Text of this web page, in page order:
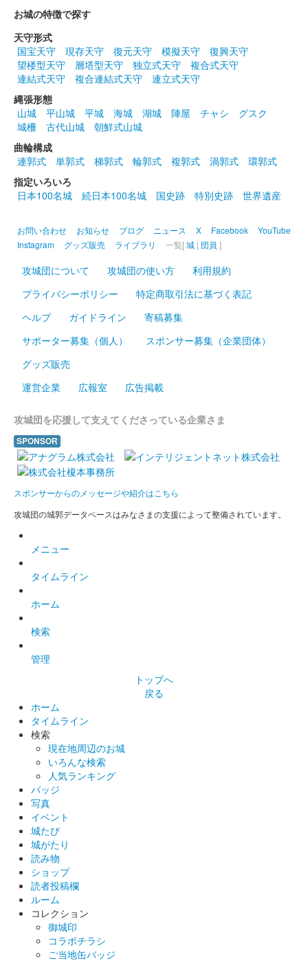
販売終了
沼田城址 御城印 春分の日
販売終了
沼田城跡 御城印
販売終了
販売終了
沼田城跡 御城印 昭和百年 三月版
販売終了
沼田城址 御城印
沼田城跡 御城印
販売終了
沼田城跡 御城印
販売終了
沼田城跡 御城印
販売終了
巳年特別版 松之屋自販機限定
販売終了
沼田城 御城印
販売終了
沼田城 御城印
販売終了
老神温泉で開催される十二年に一度の大蛇まつり巳年開催を記念
して「大蛇みこし」がデザインされている。25セット限定
沼田城 御城印
お城の特徴で探す
天守形式
国宝天守
現存天守 復元天守 模擬天守
復興天守
望楼型天守
層塔型天守 独立式天守
複合式天守
連結式天守
複合連結式天守
連立式天守
縄張形態
山城
平山城 平城 海城 湖城 陣屋 チャシ
グスク
城柵
古代山城
朝鮮式山城
曲輪構成
連郭式
単郭式 梯郭式 輪郭式 複郭式 渦郭式
環郭式
指定いろいろ
日本100名城
続日本100名城 国史跡 特別史跡 世界遺産
お問い合わせ お知らせ ブログ ニュース X Facebook
YouTube
Instagram
グッズ販売 ライブラリ 一覧[城 | 団員 ]
攻城団について 攻城団の使い方
利用規約
プライバシーポリシー
特定商取引法に基づく表記
ヘルプ
ガイドライン
寄稿募集
サポーター募集（個人）
スポンサー募集（企業団体）
グッズ販売
運営企業
広報室 広告掲載
攻城団を応援して支えてくださっている企業さま
SPONSOR
スポンサーからのメッセージや紹介はこちら
攻城団の城郭データベースはみなさまの支援によって整備されています。
メニュー
タイムライン
ホーム
検索
管理
トップへ
戻る
ホーム
タイムライン
検索
現在地周辺のお城
いろんな検索
人気ランキング
バッジ
写真
イベント
城たび
城がたり
読み物
ショップ
読者投稿欄
ルーム
コレクション
御城印
コラボチラシ
ご当地缶バッジ